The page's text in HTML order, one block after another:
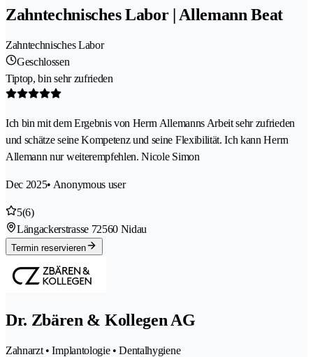
Zahntechnisches Labor | Allemann Beat
Zahntechnisches Labor
Geschlossen
Tiptop, bin sehr zufrieden
Ich bin mit dem Ergebnis von Herrn Allemanns Arbeit sehr zufrieden
und schätze seine Kompetenz und seine Flexibilität. Ich kann Herrn
Allemann nur weiterempfehlen. Nicole Simon
Dec 2025• Anonymous user
5(6)
Längackerstrasse 72560 Nidau
Termin reservieren
Dr. Zbären & Kollegen AG
Zahnarzt • Implantologie • Dentalhygiene